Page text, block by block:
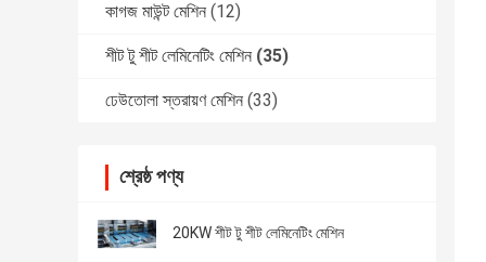
কাগজ মাউন্ট মেশিন (12)
শীট টু শীট লেমিনেটিং মেশিন (35)
ঢেউতোলা স্তরায়ণ মেশিন (33)
শ্রেষ্ঠ পণ্য
20KW শীট টু শীট লেমিনেটিং মেশিন